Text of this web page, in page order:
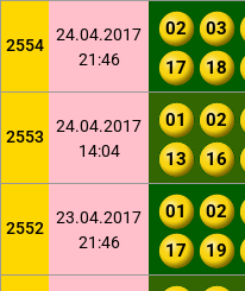
2554
24.04.2017
21:46
02 03
17
18
2553
24.04.2017
14:04
01 02
13
16
2552
23.04.2017
21:46
01 02
17
19